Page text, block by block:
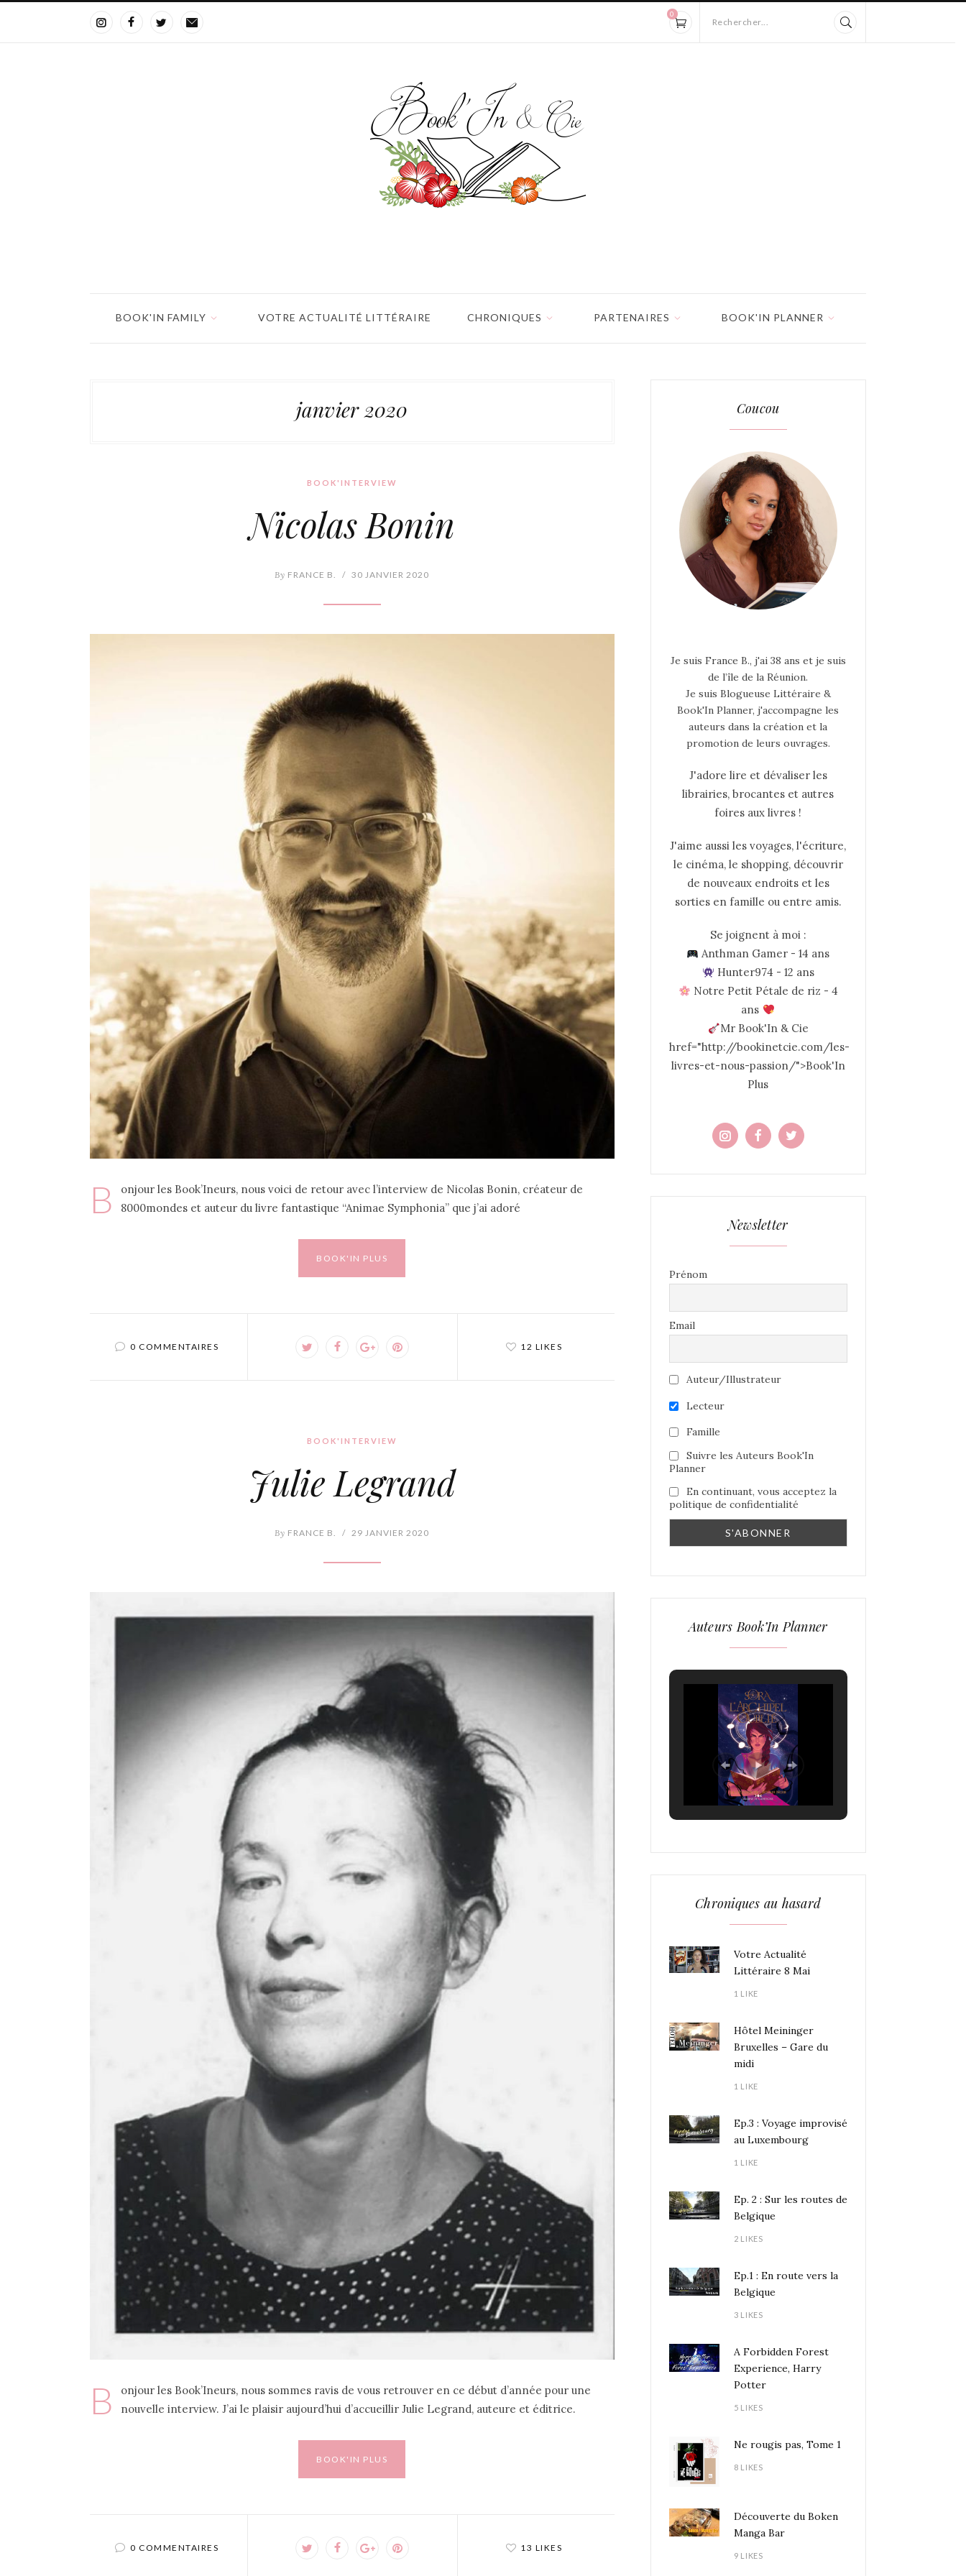
Rechercher...
0
BOOK'IN FAMILY VOTRE ACTUALITÉ LITTÉRAIRE CHRONIQUES PARTENAIRES BOOK'IN PLANNER
janvier 2020
BOOK'INTERVIEW
Nicolas Bonin
By FRANCE B. / 30 JANVIER 2020
B
onjour les Book’Ineurs, nous voici de retour avec l’interview de Nicolas Bonin, créateur de
8000mondes et auteur du livre fantastique “Animae Symphonia” que j’ai adoré
BOOK'IN PLUS
0 COMMENTAIRES 12 LIKES
BOOK'INTERVIEW
Julie Legrand
By FRANCE B. / 29 JANVIER 2020
B
onjour les Book’Ineurs, nous sommes ravis de vous retrouver en ce début d’année pour une
nouvelle interview. J’ai le plaisir aujourd’hui d’accueillir Julie Legrand, auteure et éditrice.
BOOK'IN PLUS
0 COMMENTAIRES 13 LIKES
Coucou
Je suis France B., j'ai 38 ans et je suis
de l’île de la Réunion.
Je suis Blogueuse Littéraire &
Book'In Planner, j'accompagne les
auteurs dans la création et la
promotion de leurs ouvrages.
J'adore lire et dévaliser les
librairies, brocantes et autres
foires aux livres !
J'aime aussi les voyages, l'écriture,
le cinéma, le shopping, découvrir
de nouveaux endroits et les
sorties en famille ou entre amis.
Se joignent à moi :
Anthman Gamer - 14 ans
Hunter974 - 12 ans
Notre Petit Pétale de riz - 4
ans
Mr Book'In & Cie
href="http://bookinetcie.com/les-
livres-et-nous-passion/">Book'In
Plus
Newsletter
Prénom
Email
Auteur/Illustrateur
Lecteur
Famille
Suivre les Auteurs Book'In
Planner
En continuant, vous acceptez la
politique de confidentialité
Auteurs Book’In Planner
Chroniques au hasard
Votre Actualité
Littéraire 8 Mai
1 LIKE
Hôtel Meininger
Bruxelles – Gare du
midi
1 LIKE
Ep.3 : Voyage improvisé
au Luxembourg
1 LIKE
Ep. 2 : Sur les routes de
Belgique
2 LIKES
Ep.1 : En route vers la
Belgique
3 LIKES
A Forbidden Forest
Experience, Harry
Potter
5 LIKES
Ne rougis pas, Tome 1
8 LIKES
Découverte du Boken
Manga Bar
9 LIKES